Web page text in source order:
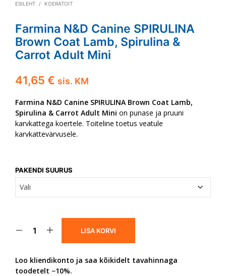
ESILEHT / KOERATOIT
Farmina N&D Canine SPIRULINA
Brown Coat Lamb, Spirulina &
Carrot Adult Mini
41,65 € sis. KM
Farmina N&D Canine SPIRULINA Brown Coat Lamb,
Spirulina & Carrot Adult Mini on punase ja pruuni
karvkattega koertele. Toiteline toetus veatule
karvkattevärvusele.
PAKENDI SUURUS
LISA KORVI
Loo kliendikonto ja saa kõikidelt tavahinnaga
toodetelt −10%.